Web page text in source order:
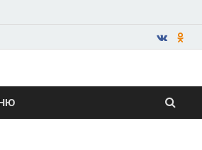
ForPost —
Авто